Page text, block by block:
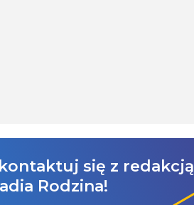
się z redakcją
Rodzina!